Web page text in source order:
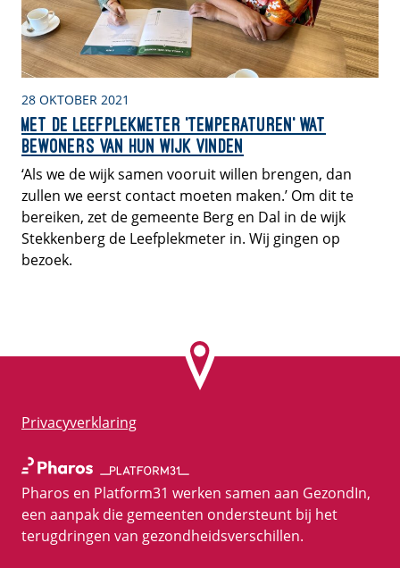
28 OKTOBER 2021
Met de Leefplekmeter ‘temperaturen’ wat
bewoners van hun wijk vinden
‘Als we de wijk samen vooruit willen brengen, dan
zullen we eerst contact moeten maken.’ Om dit te
bereiken, zet de gemeente Berg en Dal in de wijk
Stekkenberg de Leefplekmeter in. Wij gingen op
bezoek.
Privacyverklaring
Pharos en Platform31 werken samen aan GezondIn,
een aanpak die gemeenten ondersteunt bij het
terugdringen van gezondheidsverschillen.